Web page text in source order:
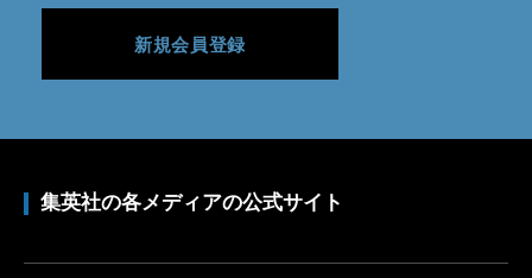
新規会員登録
集英社の各メディアの公式サイト